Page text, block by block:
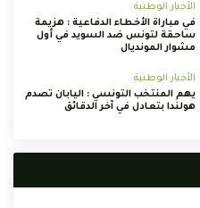
الأخبار الوطنية
في مباراة الأخطاء الدفاعية : هزيمة
ساحقة لتونس ضد السويد في أول
مشوار المونديال
الأخبار الوطنية
يهم المنتخب التونسي : اليابان تصدم
هولندا بتعادل في آخر الدقائق